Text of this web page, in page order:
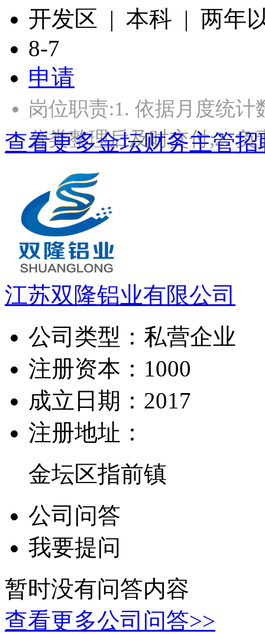
开发区 | 本科 | 两年
8-7
申请
岗位职责:1. 依据月度统
分类整理后及时交付;2.
查看更多金坛财务主管招
江苏双隆铝业有限公司
公司类型： 私营企业
注册资本： 1000
成立日期： 2017
注册地址：
金坛区指前镇
公司问答
我要提问
暂时没有问答内容
查看更多公司问答>>